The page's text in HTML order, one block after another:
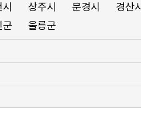
상주시 문경시 경산시
군
울릉군